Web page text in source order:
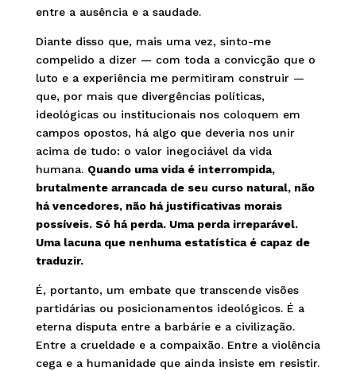
entre a ausência e a saudade.
Diante disso que, mais uma vez, sinto-me
compelido a dizer — com toda a convicção que o
luto e a experiência me permitiram construir —
que, por mais que divergências políticas,
ideológicas ou institucionais nos coloquem em
campos opostos, há algo que deveria nos unir
acima de tudo: o valor inegociável da vida
humana. Quando uma vida é interrompida,
brutalmente arrancada de seu curso natural, não
há vencedores, não há justificativas morais
possíveis. Só há perda. Uma perda irreparável.
Uma lacuna que nenhuma estatística é capaz de
traduzir.
É, portanto, um embate que transcende visões
partidárias ou posicionamentos ideológicos. É a
eterna disputa entre a barbárie e a civilização.
Entre a crueldade e a compaixão. Entre a violência
cega e a humanidade que ainda insiste em resistir.